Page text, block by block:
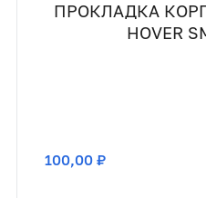
ПРОКЛАДКА
HOVER
100,00 ₽